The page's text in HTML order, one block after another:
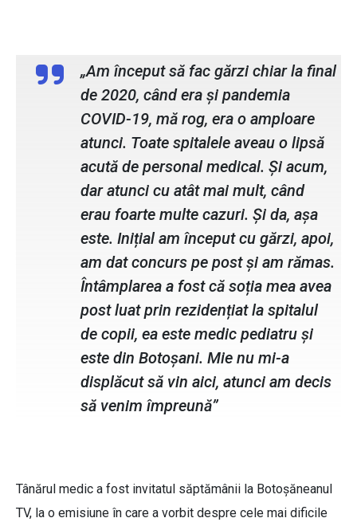
„Am început să fac gărzi chiar la final
de 2020, când era și pandemia
COVID-19, mă rog, era o amploare
atunci. Toate spitalele aveau o lipsă
acută de personal medical. Și acum,
dar atunci cu atât mai mult, când
erau foarte multe cazuri. Și da, așa
este. Inițial am început cu gărzi, apoi,
am dat concurs pe post și am rămas.
Întâmplarea a fost că soția mea avea
post luat prin rezidențiat la spitalul
de copii, ea este medic pediatru și
este din Botoșani. Mie nu mi-a
displăcut să vin aici, atunci am decis
să venim împreună”
Tânărul medic a fost invitatul săptămânii la Botoșăneanul
TV, la o emisiune în care a vorbit despre cele mai dificile